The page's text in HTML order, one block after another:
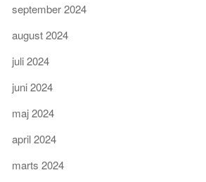
september 2024
august 2024
juli 2024
juni 2024
maj 2024
april 2024
marts 2024